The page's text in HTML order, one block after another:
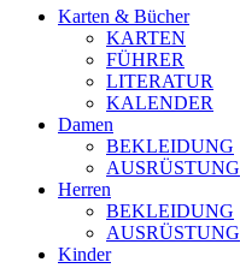
Karten & Bücher
KARTEN
FÜHRER
LITERATUR
KALENDER
Damen
BEKLEIDUNG
AUSRÜSTUNG
Herren
BEKLEIDUNG
AUSRÜSTUNG
Kinder